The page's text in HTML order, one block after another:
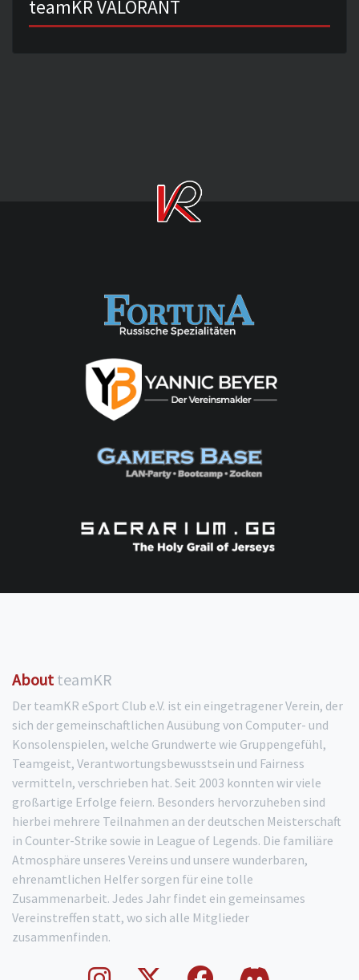
teamKR VALORANT
About teamKR
Der teamKR eSport Club e.V. ist ein eingetragener Verein, der
sich der gemeinschaftlichen Ausübung von Computer- und
Konsolenspielen, welche Grundwerte wie Gruppengefühl,
Teamgeist, Verantwortungsbewusstsein und Fairness
vermitteln, verschrieben hat. Seit 2003 konnten wir viele
großartige Erfolge feiern. Besonders hervorzuheben sind
hierbei mehrere Teilnahmen an der deutschen Meisterschaft
in Counter-Strike sowie in League of Legends. Die familiäre
Atmosphäre unseres Vereins und unsere wunderbaren,
ehrenamtlichen Helfer sorgen für eine tolle
Zusammenarbeit. Jedes Jahr findet ein gemeinsames
Vereinstreffen statt, wo sich alle Mitglieder
zusammenfinden.